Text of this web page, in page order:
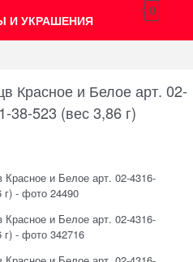
И УКРАШЕНИЯ
0
Красное и Белое арт. 02-
38-523 (вес 3,86 г)